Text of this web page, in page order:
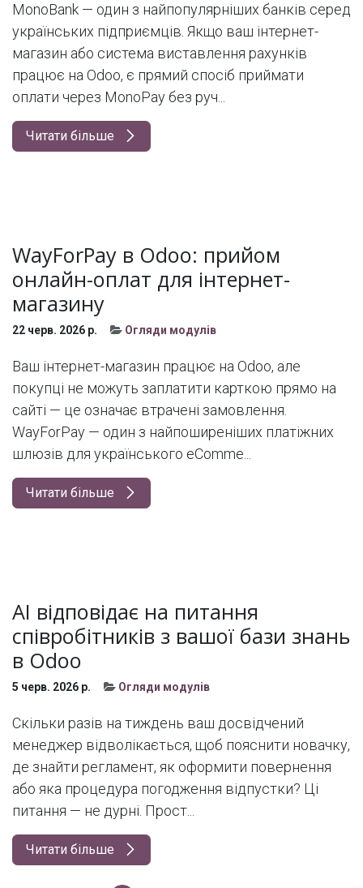
MonoBank — один з найпопулярніших банків серед
українських підприємців. Якщо ваш інтернет-
магазин або система виставлення рахунків
працює на Odoo, є прямий спосіб приймати
оплати через MonoPay без руч...
Читати більше
WayForPay в Odoo: прийом
онлайн-оплат для інтернет-
магазину
22 черв. 2026 р. Огляди модулів
Ваш інтернет-магазин працює на Odoo, але
покупці не можуть заплатити карткою прямо на
сайті — це означає втрачені замовлення.
WayForPay — один з найпоширеніших платіжних
шлюзів для українського eComme...
Читати більше
AI відповідає на питання
співробітників з вашої бази знань
в Odoo
5 черв. 2026 р. Огляди модулів
Скільки разів на тиждень ваш досвідчений
менеджер відволікається, щоб пояснити новачку,
де знайти регламент, як оформити повернення
або яка процедура погодження відпустки? Ці
питання — не дурні. Прост...
Читати більше